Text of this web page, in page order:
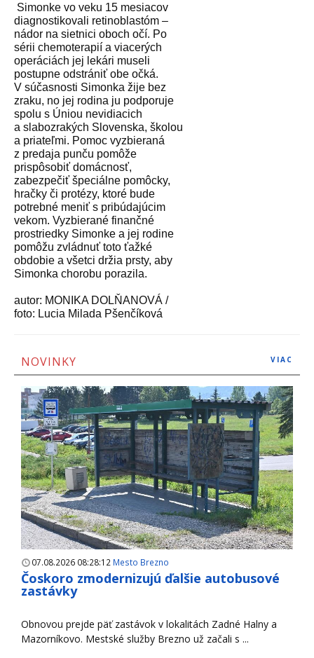
Simonke vo veku 15 mesiacov
diagnostikovali retinoblastóm –
nádor na sietnici oboch očí. Po
sérii chemoterapií a viacerých
operáciách jej lekári museli
postupne odstrániť obe očká.
V súčasnosti Simonka žije bez
zraku, no jej rodina ju podporuje
spolu s Úniou nevidiacich
a slabozrakých Slovenska, školou
a priateľmi. Pomoc vyzbieraná
z predaja punču pomôže
prispôsobiť domácnosť,
zabezpečiť špeciálne pomôcky,
hračky či protézy, ktoré bude
potrebné meniť s pribúdajúcim
vekom. Vyzbierané finančné
prostriedky Simonke a jej rodine
pomôžu zvládnuť toto ťažké
obdobie a všetci držia prsty, aby
Simonka chorobu porazila.
autor: MONIKA DOLŇANOVÁ /
foto: Lucia Milada Pšenčíková
NOVINKY VIAC
07.08.2026 08:28:12 Mesto Brezno
Čoskoro zmodernizujú ďalšie autobusové
zastávky
Obnovou prejde päť zastávok v lokalitách Zadné Halny a
Mazorníkovo. Mestské služby Brezno už začali s ...